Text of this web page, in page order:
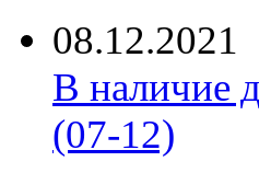
08.12.2021
В наличие
(07-12)